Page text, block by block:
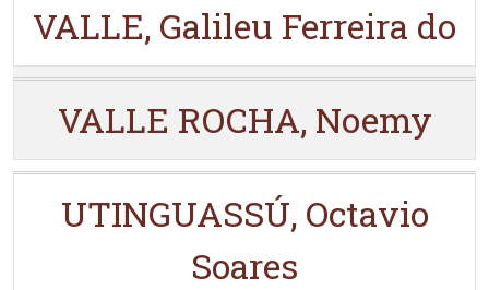
VALLE, Galileu Ferreira do
VALLE ROCHA, Noemy
UTINGUASSÚ, Octavio
Soares